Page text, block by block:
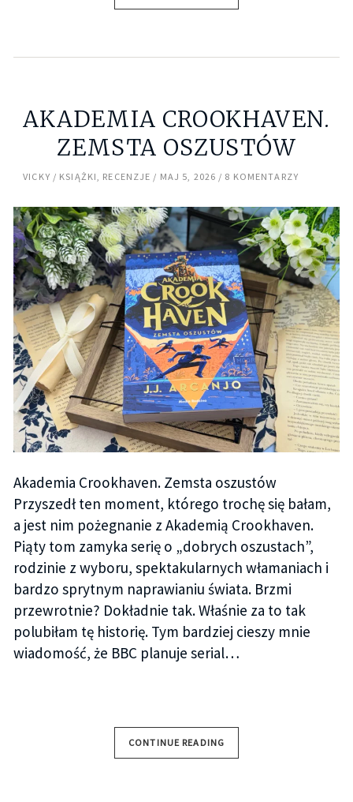
AKADEMIA CROOKHAVEN.
ZEMSTA OSZUSTÓW
VICKY KSIĄŻKI RECENZJE MAJ 5, 2026 8 KOMENTARZY
Akademia Crookhaven. Zemsta oszustów
Przyszedł ten moment, którego trochę się bałam,
a jest nim pożegnanie z Akademią Crookhaven.
Piąty tom zamyka serię o „dobrych oszustach”,
rodzinie z wyboru, spektakularnych włamaniach i
bardzo sprytnym naprawianiu świata. Brzmi
przewrotnie? Dokładnie tak. Właśnie za to tak
polubiłam tę historię. Tym bardziej cieszy mnie
wiadomość, że BBC planuje serial…
CONTINUE READING